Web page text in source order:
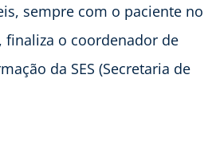
sempre com o paciente no
finaliza o coordenador de
da SES (Secretaria de